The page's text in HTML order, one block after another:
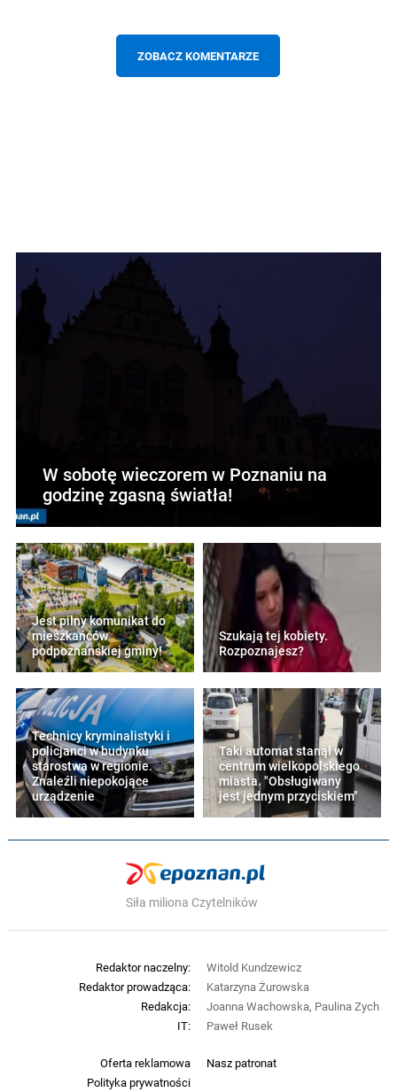
ZOBACZ KOMENTARZE
W sobotę wieczorem w Poznaniu na
godzinę zgasną światła!
Jest pilny komunikat do
mieszkańców
podpoznańskiej gminy!
Szukają tej kobiety.
Rozpoznajesz?
Technicy kryminalistyki i
policjanci w budynku
starostwa w regionie.
Znaleźli niepokojące
urządzenie
Taki automat stanął w
centrum wielkopolskiego
miasta. "Obsługiwany
jest jednym przyciskiem"
Siła miliona Czytelników
Oferta reklamowa
Nasz patronat
Polityka prywatności
Redaktor naczelny:
Witold Kundzewicz
Redaktor prowadząca:
Katarzyna Żurowska
Redakcja:
Joanna Wachowska, Paulina Zych
IT:
Paweł Rusek